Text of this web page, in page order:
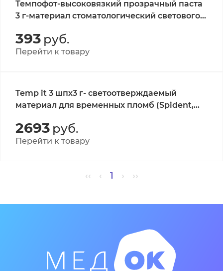
Темпофот-высоковязкий прозрачный паста
3 г-материал стоматологический светового
393 руб.
Перейти к товару
Temp it 3 шпх3 г- светоотверждаемый
материал для временных пломб (Spident,
2693 руб.
Перейти к товару
‹‹ ‹ 1 › ››